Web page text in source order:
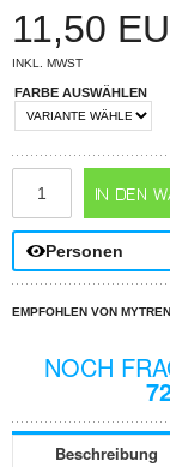
11,50
INKL. MWST
FARBE AUSWÄHLEN
Personen
EMPFOHLEN VON
NOCH
Beschreibung